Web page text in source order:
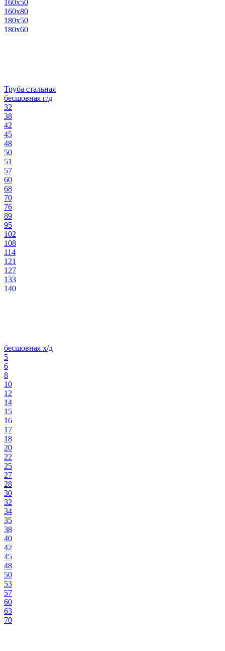
160х50
160х80
180х50
180х60
Труба стальная
бесшовная г/д
32
38
42
45
48
50
51
57
60
68
70
76
89
95
102
108
114
121
127
133
140
бесшовная х/д
5
6
8
10
12
14
15
16
17
18
20
22
25
27
28
30
32
34
35
38
40
42
45
48
50
53
57
60
63
70